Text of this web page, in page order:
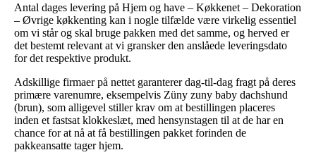
Antal dages levering på Hjem og have – Køkkenet – Dekoration
– Øvrige køkkenting kan i nogle tilfælde være virkelig essentiel
om vi står og skal bruge pakken med det samme, og herved er
det bestemt relevant at vi gransker den anslåede leveringsdato
for det respektive produkt.
Adskillige firmaer på nettet garanterer dag-til-dag fragt på deres
primære varenumre, eksempelvis Züny zuny baby dachshund
(brun), som alligevel stiller krav om at bestillingen placeres
inden et fastsat klokkeslæt, med hensynstagen til at de har en
chance for at nå at få bestillingen pakket forinden de
pakkeansatte tager hjem.